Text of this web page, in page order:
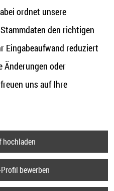
ordnet unsere
den richtigen
Eingabeaufwand reduziert
Änderungen oder
uns auf Ihre
hochladen
bewerben